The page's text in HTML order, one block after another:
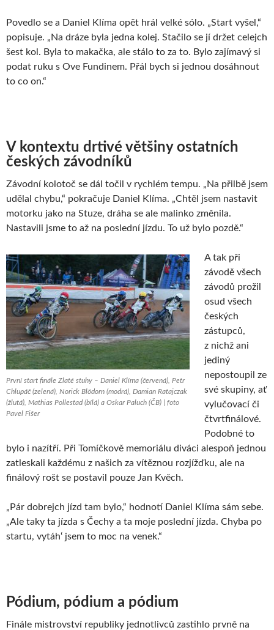
Povedlo se a Daniel Klíma opět hrál velké sólo. „Start vyšel,“
popisuje. „Na dráze byla jedna kolej. Stačilo se jí držet celejch
šest kol. Byla to makačka, ale stálo to za to. Bylo zajímavý si
podat ruku s Ove Fundinem. Přál bych si jednou dosáhnout
to co on.“
V kontextu drtivé většiny ostatních
českých závodníků
Závodní kolotoč se dál točil v rychlém tempu. „Na přilbě jsem
udělal chybu,“ pokračuje Daniel Klíma. „Chtěl jsem nastavit
motorku jako na Stuze, dráha se ale malinko změnila.
Nastavili jsme to až na poslední jízdu. To už bylo pozdě.“
První start finále Zlaté stuhy – Daniel Klíma (červená), Petr
Chlupáč (zelená), Norick Blödorn (modrá), Damian Ratajczak
(žlutá), Mathias Pollestad (bílá) a Oskar Paluch (ČB) | foto
Pavel Fišer
A tak při
závodě všech
závodů prožil
osud všech
českých
zástupců,
z nichž ani
jediný
nepostoupil ze
své skupiny, ať
vylučovací či
čtvrtfinálové.
Podobné to
bylo i nazítří. Při Tomíčkově memoriálu diváci alespoň jednou
zatleskali každému z našich za vítěznou rozjížďku, ale na
finálový rošt se postavil pouze Jan Kvěch.
„Pár dobrejch jízd tam bylo,“ hodnotí Daniel Klíma sám sebe.
„Ale taky ta jízda s Čechy a ta moje poslední jízda. Chyba po
startu, vytáh‘ jsem to moc na venek.“
Pódium, pódium a pódium
Finále mistrovství republiky jednotlivců zastihlo prvně na